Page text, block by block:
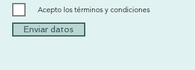
Acepto los términos y condiciones
Enviar datos